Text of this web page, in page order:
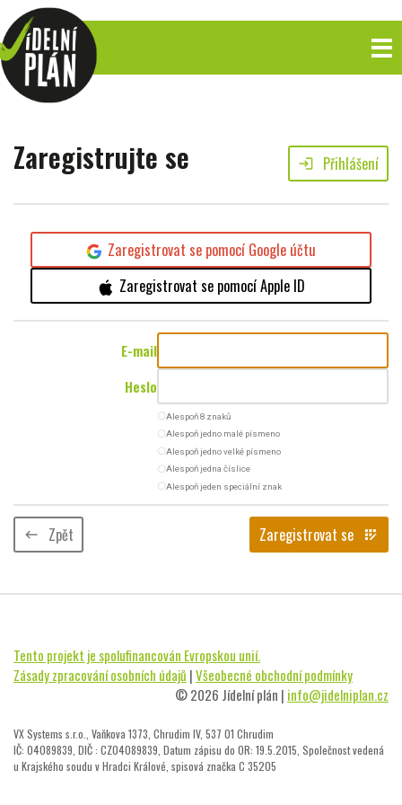
Zaregistrujte se login Přihlášení
Zaregistrovat se pomocí Google účtu
Zaregistrovat se pomocí Apple ID
E-mail
Heslo
radio_button_uncheckedAlespoň 8 znaků
radio_button_uncheckedAlespoň jedno malé písmeno
radio_button_uncheckedAlespoň jedno velké písmeno
radio_button_uncheckedAlespoň jedna číslice
radio_button_uncheckedAlespoň jeden speciální znak
keyboard_backspace Zpět Zaregistrovat se app_registration
Tento projekt je spolufinancován Evropskou unií.
Zásady zpracování osobních údajů |Všeobecné obchodní podmínky
© 2026 Jídelní plán | info@jidelniplan.cz
VX Systems s.r.o., Vaňkova 1373, Chrudim IV, 537 01 Chrudim
IČ: 04089839, DIČ : CZ04089839, Datum zápisu do OR: 19.5.2015, Společnost vedená
u Krajského soudu v Hradci Králové, spisová značka C 35205